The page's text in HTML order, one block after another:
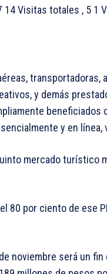
14 Visitas totales , 5 1
y demás
beneficiados
y en
mercado turístico
80 por ciento de ese
noviembre será un